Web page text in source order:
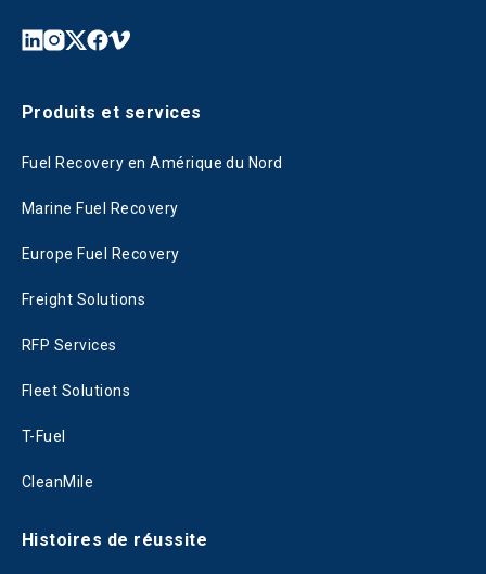
Produits et services
Fuel Recovery en Amérique du Nord
Marine Fuel Recovery
Europe Fuel Recovery
Freight Solutions
RFP Services
Fleet Solutions
T-Fuel
CleanMile
Histoires de réussite